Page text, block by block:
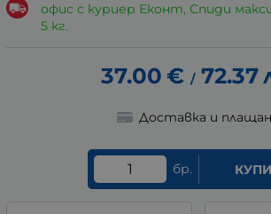
офис с куриер Еконт, Спиди
5 кг.
37.00 € / 72.37
Доставка и
бр. КУПИ